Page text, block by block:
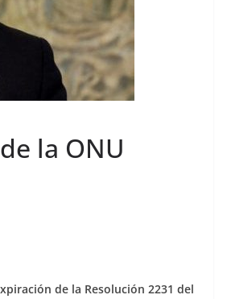
la ONU
de la Resolución 2231 del